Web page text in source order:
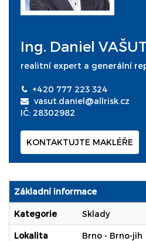
Ing. Daniel
realitní expert a generální
+420 777 223 324
vasut.daniel@allrisk.cz
IČ: 28302982
KONTAKTUJTE MAKLÉŘE
Základní informace
Kategorie Sklady
Lokalita Brno - Brno-jih